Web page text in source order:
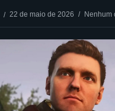
22 de maio de 2026 Nenhum